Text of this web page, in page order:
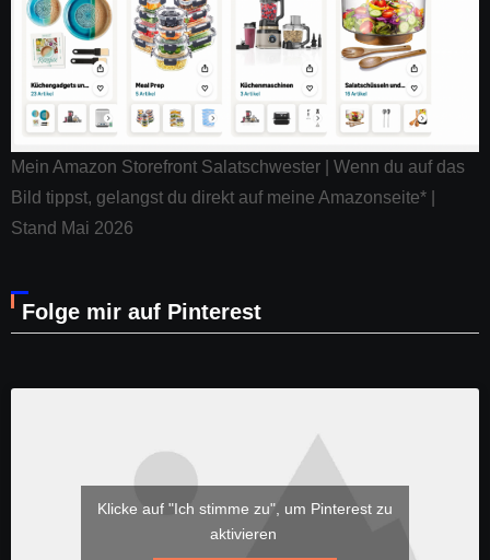
Mein Amazon Storefront Salatschwester | Wenn du auf das
Bild tippst, gelangst du direkt auf meine Amazonseite* |
Stand Mai 2026
Folge mir auf Pinterest
Klicke auf "Ich stimme zu", um Pinterest zu
aktivieren